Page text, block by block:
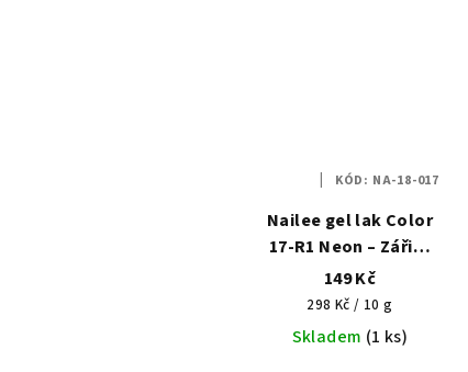
Nailee gel lak Color
17-R1 Neon – Zářivý
korál HEMA Free 6g
149 Kč
Měrná
cena:
298 Kč / 10 g
Skladem (1 ks)
KÓD: NA-18-017